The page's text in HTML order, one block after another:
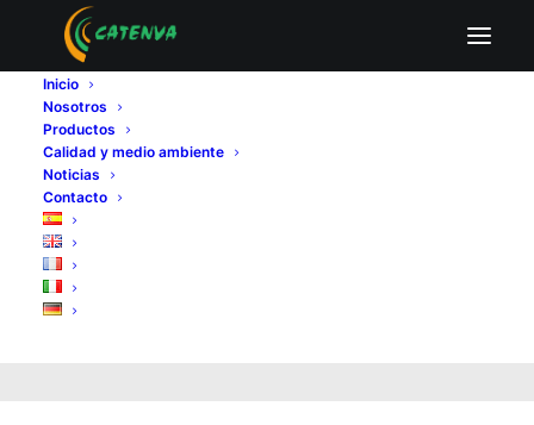
Inicio
Nosotros
Productos
Calidad y medio ambiente
Noticias
Contacto
contrachapado en
resistencia, estética y